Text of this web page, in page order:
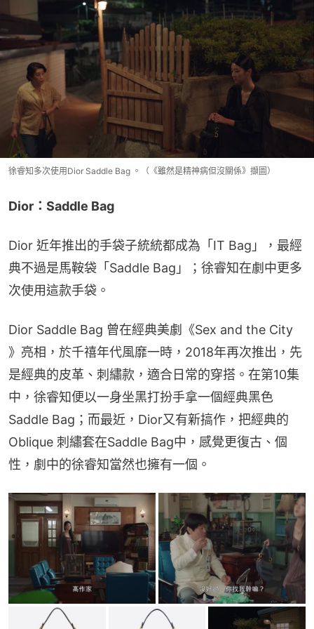
徐睿知多次使用Dior Saddle Bag 。（《雖然是精神病但沒關係》擷圖）
Dior：Saddle Bag
Dior 近年推出的手袋子統統都成為「IT Bag」，最經
典不過是馬鞍袋「Saddle Bag」；徐睿知在劇中更多
次使用這款手袋。
Dior Saddle Bag 曾在經典美劇《Sex and the City
》亮相，於千禧年代風靡一時，2018年再次推出，先
是經典的皮革、刺繡款，適合日常的穿搭。在第10集
中，徐睿知便以一身坐黑打扮手拿一個經典黑色
Saddle Bag；而最近，Dior又有新搞作，把經典的
Oblique 刺繡套在Saddle Bag中，感覺更復古、個
性，劇中的徐睿知當然也擁有一個。